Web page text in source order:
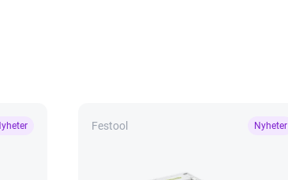
Festool Nyheter